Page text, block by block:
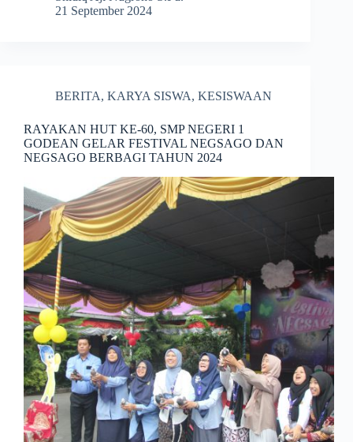
21 September 2024
BERITA, KARYA SISWA, KESISWAAN
RAYAKAN HUT KE-60, SMP NEGERI 1
GODEAN GELAR FESTIVAL NEGSAGO DAN
NEGSAGO BERBAGI TAHUN 2024